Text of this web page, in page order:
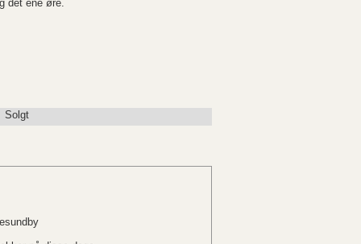
det ene øre.
Solgt